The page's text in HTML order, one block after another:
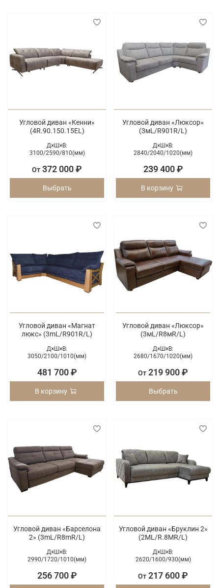
Угловой диван «Кенни»
(4R.90.150.15EL)
Д×Ш×В:
3100/2590/810(мм)
От 372 000 ₽
Выбрать
Угловой диван «Люксор»
(3мL/R901R/L)
Д×Ш×В:
2840/2040/1020(мм)
239 400 ₽
В корзину
Угловой диван «Магнат
люкс» (3mL/R901R/L)
Д×Ш×В:
3050/2100/1010(мм)
481 700 ₽
В корзину
Угловой диван «Люксор»
(3мL/R8мR/L)
Д×Ш×В:
2680/1670/1020(мм)
От 219 900 ₽
Выбрать
Угловой диван «Барселона
2» (3mL/R8mR/L)
Д×Ш×В:
2990/1720/1010(мм)
256 700 ₽
Угловой диван «Бруклин 2»
(2ML/R.8MR/L)
Д×Ш×В:
2620/1600/930(мм)
От 217 600 ₽